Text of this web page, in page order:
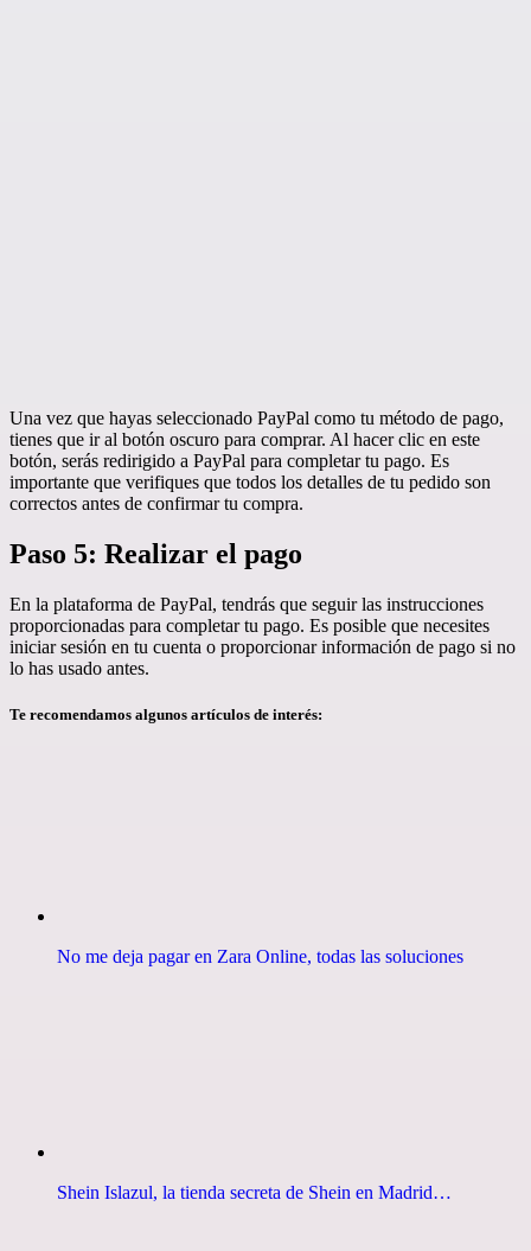
Una vez que hayas seleccionado PayPal como tu método de pago,
tienes que ir al botón oscuro para comprar. Al hacer clic en este
botón, serás redirigido a PayPal para completar tu pago. Es
importante que verifiques que todos los detalles de tu pedido son
correctos antes de confirmar tu compra.
Paso 5: Realizar el pago
En la plataforma de PayPal, tendrás que seguir las instrucciones
proporcionadas para completar tu pago. Es posible que necesites
iniciar sesión en tu cuenta o proporcionar información de pago si no
lo has usado antes.
Te recomendamos algunos artículos de interés:
No me deja pagar en Zara Online, todas las soluciones
Shein Islazul, la tienda secreta de Shein en Madrid…